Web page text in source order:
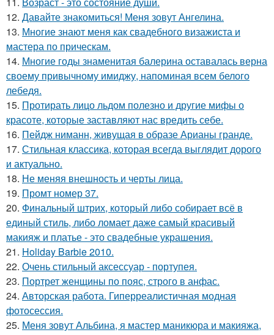
12. Давайте знакомиться! Меня зовут Ангелина.
13. Многие знают меня как свадебного визажиста и
мастера по прическам.
14. Многие годы знаменитая балерина оставалась верна
своему привычному имиджу, напоминая всем белого
лебедя.
15. Протирать лицо льдом полезно и другие мифы о
красоте, которые заставляют нас вредить себе.
16. Пейдж ниманн, живущая в образе Арианы гранде.
17. Стильная классика, которая всегда выглядит дорого
и актуально.
18. Не меняя внешность и черты лица.
19. Промт номер 37.
20. Финальный штрих, который либо собирает всё в
единый стиль, либо ломает даже самый красивый
макияж и платье - это свадебные украшения.
21. Holiday Barbie 2010.
22. Очень стильный аксессуар - портупея.
23. Портрет женщины по пояс, строго в анфас.
24. Авторская работа. Гиперреалистичная модная
фотосессия.
25. Меня зовут Альбина, я мастер маникюра и макияжа,